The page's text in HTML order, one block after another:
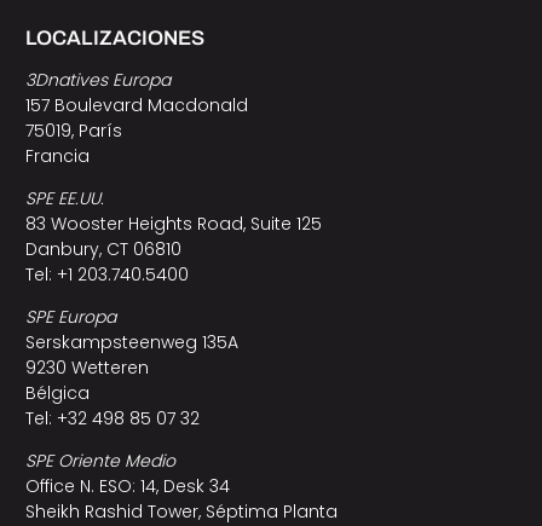
LOCALIZACIONES
3Dnatives Europa
157 Boulevard Macdonald
75019, París
Francia
SPE EE.UU.
83 Wooster Heights Road, Suite 125
Danbury, CT 06810
Tel: +1 203.740.5400
SPE Europa
Serskampsteenweg 135A
9230 Wetteren
Bélgica
Tel: +32 498 85 07 32
SPE Oriente Medio
Office N. ESO: 14, Desk 34
Sheikh Rashid Tower, Séptima Planta